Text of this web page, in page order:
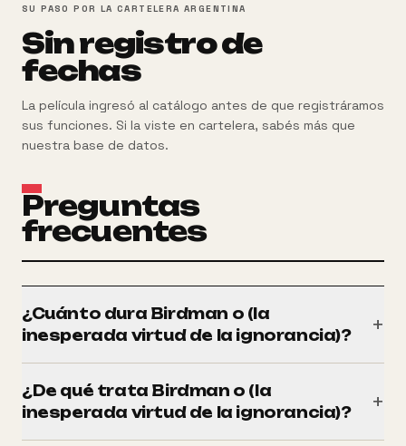
SU PASO POR LA CARTELERA ARGENTINA
Sin registro de
fechas
La película ingresó al catálogo antes de que registráramos
sus funciones. Si la viste en cartelera, sabés más que
nuestra base de datos.
Preguntas
frecuentes
¿Cuánto dura Birdman o (la
inesperada virtud de la ignorancia)?
+
¿De qué trata Birdman o (la
inesperada virtud de la ignorancia)?
+